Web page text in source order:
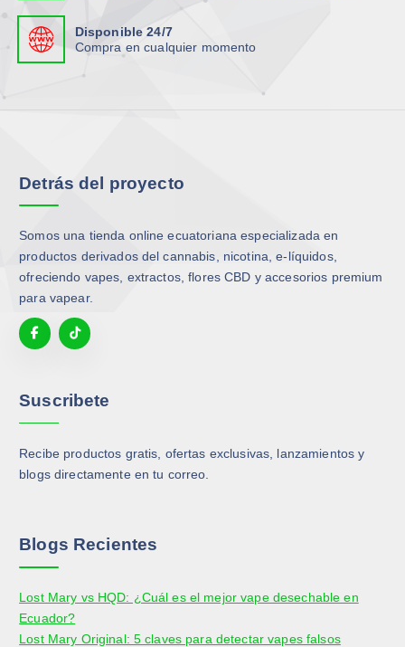
Disponible 24/7
Compra en cualquier momento
Detrás del proyecto
Somos una tienda online ecuatoriana especializada en
productos derivados del cannabis, nicotina, e-líquidos,
ofreciendo vapes, extractos, flores CBD y accesorios premium
para vapear.
Suscribete
Recibe productos gratis, ofertas exclusivas, lanzamientos y
blogs directamente en tu correo.
Blogs Recientes
Lost Mary vs HQD: ¿Cuál es el mejor vape desechable en
Ecuador?
Lost Mary Original: 5 claves para detectar vapes falsos